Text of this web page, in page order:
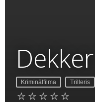
Kriminālfilma Trilleris